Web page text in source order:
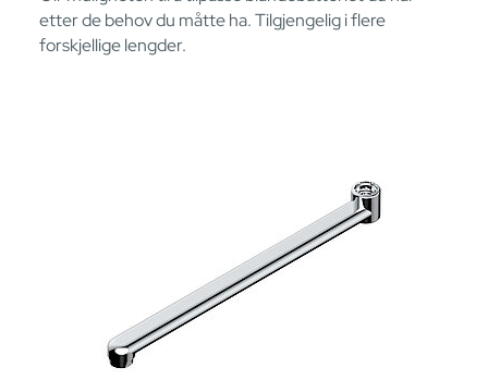
etter de behov du måtte ha. Tilgjengelig i flere
forskjellige lengder.